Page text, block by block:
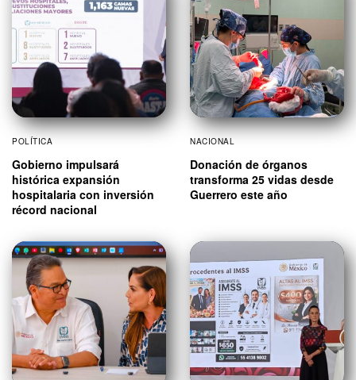
POLÍTICA
Gobierno impulsará
histórica expansión
hospitalaria con inversión
récord nacional
NACIONAL
Donación de órganos
transforma 25 vidas desde
Guerrero este año